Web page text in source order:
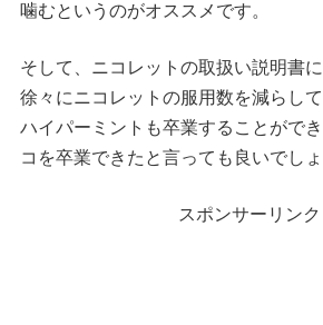
噛むというのがオススメです。
そして、ニコレットの取扱い説明書に
徐々にニコレットの服用数を減らし
ハイパーミントも卒業することがで
コを卒業できたと言っても良いでしょ
スポンサーリンク